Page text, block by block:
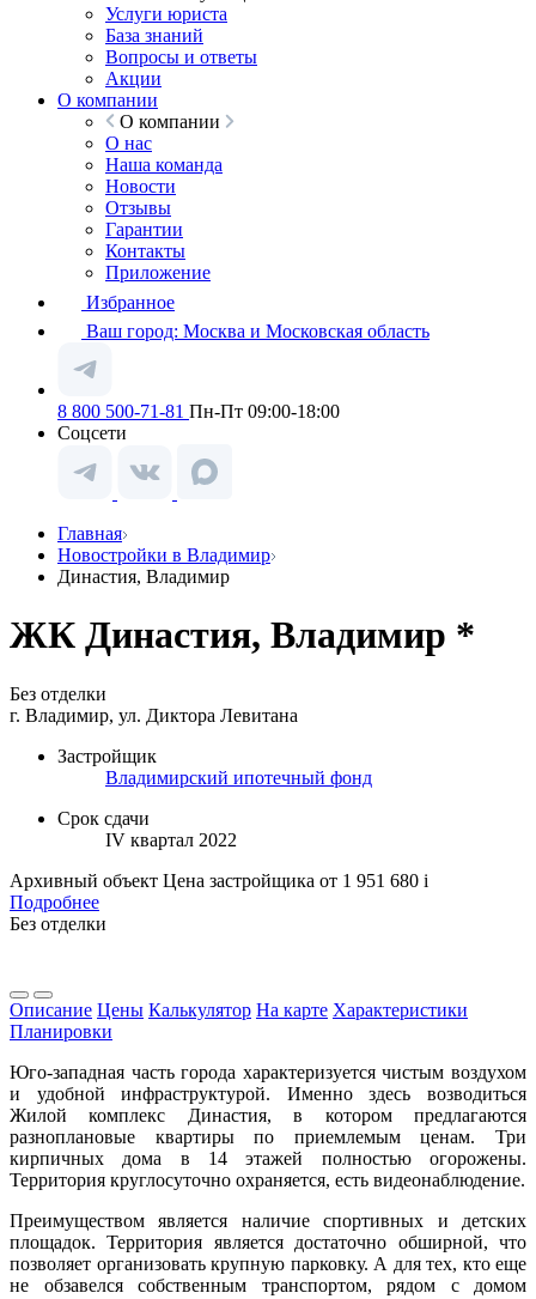
Услуги юриста
База знаний
Вопросы и ответы
Акции
О компании
О компании
О нас
Наша команда
Новости
Отзывы
Гарантии
Контакты
Приложение
Избранное
Ваш город: Москва и Московская область
8 800 500-71-81 Пн-Пт 09:00-18:00
Соцсети
Главная
Новостройки в Владимир
Династия, Владимир
ЖК Династия, Владимир *
Без отделки
г. Владимир, ул. Диктора Левитана
Застройщик
Владимирский ипотечный фонд
Срок сдачи
IV квартал 2022
Архивный объект Цена застройщика от 1 951 680 i
Подробнее
Без отделки
Описание Цены Калькулятор На карте Характеристики
Планировки
Юго-западная часть города характеризуется чистым воздухом
и удобной инфраструктурой. Именно здесь возводиться
Жилой комплекс Династия, в котором предлагаются
разноплановые квартиры по приемлемым ценам. Три
кирпичных дома в 14 этажей полностью огорожены.
Территория круглосуточно охраняется, есть видеонаблюдение.
Преимуществом является наличие спортивных и детских
площадок. Территория является достаточно обширной, что
позволяет организовать крупную парковку. А для тех, кто еще
не обзавелся собственным транспортом, рядом с домом